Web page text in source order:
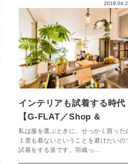
インテリアも試着する時代
【G-FLAT／Shop &
ShowRoom】
私は服を選ぶときに、せっかく買った
１度も着ないということを避けたいの
試着をする派です。羽織っ...